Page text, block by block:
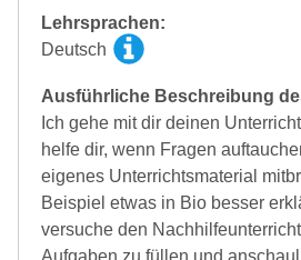
Lehrsprachen:
Deutsch
Ausführliche Beschreibung
Ich gehe mit dir deinen
helfe dir, wenn Fragen
eigenes Unterrichtsmaterial
Beispiel etwas in Bio besser
versuche den